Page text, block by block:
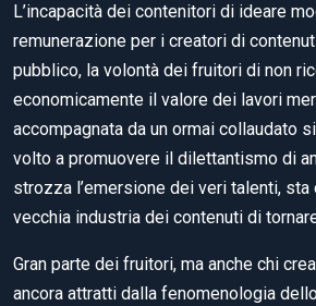
L’incapacità dei contenitori di ideare
remunerazione per i creatori di
pubblico, la volontà dei fruitori di non
economicamente il valore dei lavori
accompagnata da un ormai collaudato
volto a promuovere il dilettantismo di
strozza l’emersione dei veri talenti, sta
vecchia industria dei contenuti di
Gran parte dei fruitori, ma anche chi
ancora attratti dalla fenomenologia